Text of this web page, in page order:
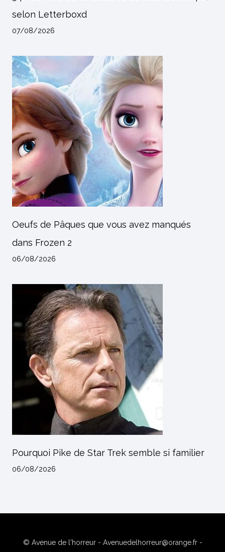
selon Letterboxd
07/08/2026
Oeufs de Pâques que vous avez manqués
dans Frozen 2
06/08/2026
Pourquoi Pike de Star Trek semble si familier
06/08/2026
© Avenue de l'horreur - Avenuedelhorreur@orange.fr -